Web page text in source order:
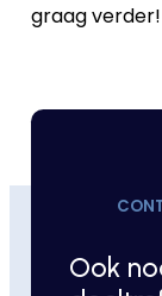
graag verder!
Ook